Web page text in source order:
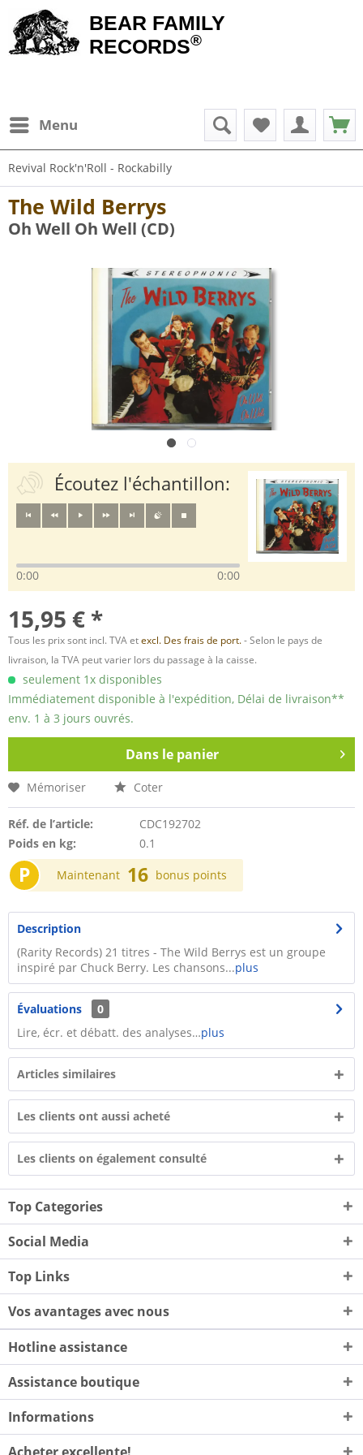
BEAR FAMILY
RECORDS®
Menu
Revival Rock'n'Roll - Rockabilly
The Wild Berrys
Oh Well Oh Well (CD)
Écoutez l'échantillon:
0:00 0:00
15,95 € *
Tous les prix sont incl. TVA etexcl. Des frais de port.- Selon le pays de
livraison, la TVA peut varier lors du passage à la caisse.
seulement 1x disponibles
Immédiatement disponible à l'expédition, Délai de livraison**
env. 1 à 3 jours ouvrés.
Dans le panier
Mémoriser Coter
Réf. de l’article:
CDC192702
Poids en kg:
0.1
P Maintenant 16 bonus points
Description
(Rarity Records) 21 titres - The Wild Berrys est un groupe
inspiré par Chuck Berry. Les chansons...plus
Évaluations
0
Lire, écr. et débatt. des analyses…plus
Articles similaires
Les clients ont aussi acheté
Les clients on également consulté
Top Categories
Social Media
Top Links
Vos avantages avec nous
Hotline assistance
Assistance boutique
Informations